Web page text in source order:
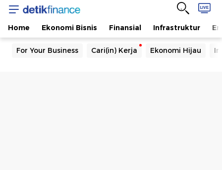
Home Ekonomi Bisnis Finansial Infrastruktur
For Your Business Cari(in) Kerja Ekonomi Hijau